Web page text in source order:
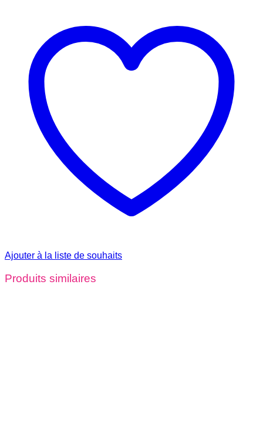
Ajouter à la liste de souhaits
Produits similaires